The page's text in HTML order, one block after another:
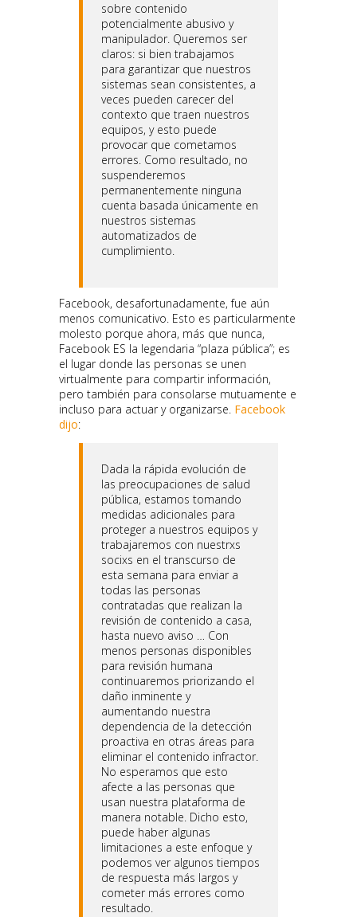
sobre contenido
potencialmente abusivo y
manipulador. Queremos ser
claros: si bien trabajamos
para garantizar que nuestros
sistemas sean consistentes, a
veces pueden carecer del
contexto que traen nuestros
equipos, y esto puede
provocar que cometamos
errores. Como resultado, no
suspenderemos
permanentemente ninguna
cuenta basada únicamente en
nuestros sistemas
automatizados de
cumplimiento.
Facebook, desafortunadamente, fue aún
menos comunicativo. Esto es particularmente
molesto porque ahora, más que nunca,
Facebook ES la legendaria “plaza pública”; es
el lugar donde las personas se unen
virtualmente para compartir información,
pero también para consolarse mutuamente e
incluso para actuar y organizarse. Facebook
dijo:
Dada la rápida evolución de
las preocupaciones de salud
pública, estamos tomando
medidas adicionales para
proteger a nuestros equipos y
trabajaremos con nuestrxs
socixs en el transcurso de
esta semana para enviar a
todas las personas
contratadas que realizan la
revisión de contenido a casa,
hasta nuevo aviso … Con
menos personas disponibles
para revisión humana
continuaremos priorizando el
daño inminente y
aumentando nuestra
dependencia de la detección
proactiva en otras áreas para
eliminar el contenido infractor.
No esperamos que esto
afecte a las personas que
usan nuestra plataforma de
manera notable. Dicho esto,
puede haber algunas
limitaciones a este enfoque y
podemos ver algunos tiempos
de respuesta más largos y
cometer más errores como
resultado.